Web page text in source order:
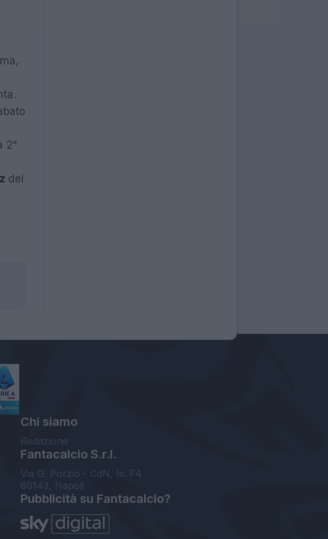
2"
del
Chi siamo
Redazione
Fantacalcio S.r.l.
Via G. Porzio - CdN, Is. F4
80143, Napoli
Pubblicità su Fantacalcio?